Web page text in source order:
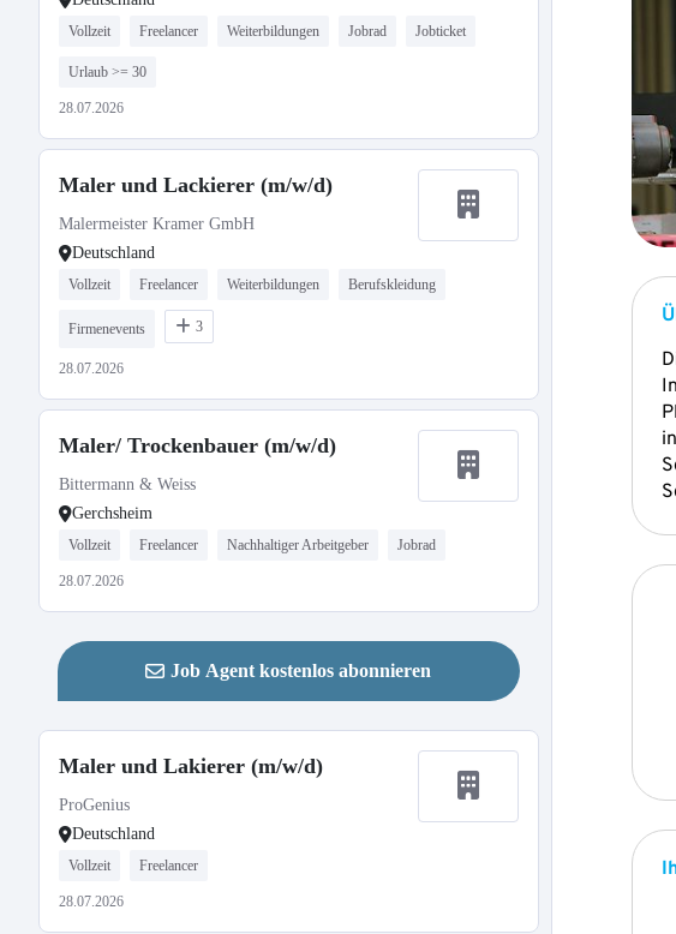
Vollzeit Freelancer Weiterbildungen Jobrad Jobticket
Urlaub >= 30
28.07.2026
Maler und Lackierer (m/w/d)
Malermeister Kramer GmbH
Deutschland
Vollzeit Freelancer Weiterbildungen Berufskleidung
Firmenevents 3
28.07.2026
Maler/ Trockenbauer (m/w/d)
Bittermann & Weiss
Gerchsheim
Vollzeit Freelancer Nachhaltiger Arbeitgeber Jobrad
28.07.2026
Job Agent kostenlos abonnieren
Maler und Lakierer (m/w/d)
ProGenius
Deutschland
Vollzeit Freelancer
28.07.2026